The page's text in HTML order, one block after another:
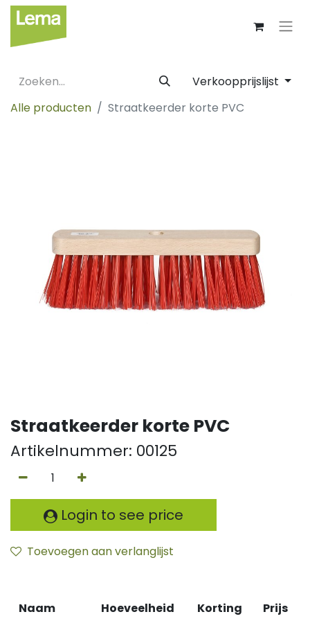
Verkoopprijslijst
Alle producten
Straatkeerder korte PVC
Straatkeerder korte PVC
Artikelnummer: 00125
Login to see price
Toevoegen aan verlanglijst
Naam Hoeveelheid Korting Prijs